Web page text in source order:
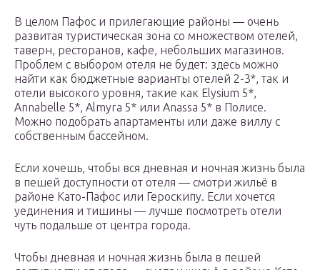
В целом Пафос и прилегающие районы — очень
развитая туристическая зона со множеством отелей,
таверн, ресторанов, кафе, небольших магазинов.
Проблем с выбором отеля не будет: здесь можно
найти как бюджетные варианты отелей 2-3*, так и
отели высокого уровня, такие как Elysium 5*,
Annabelle 5*, Almyra 5* или Anassa 5* в Полисе.
Можно подобрать апартаменты или даже виллу с
собственным бассейном.
Если хочешь, чтобы вся дневная и ночная жизнь была
в пешей доступности от отеля — смотри жильё в
районе Като-Пафос или Героскипу. Если хочется
уединения и тишины — лучше посмотреть отели
чуть подальше от центра города.
Чтобы дневная и ночная жизнь была в пешей